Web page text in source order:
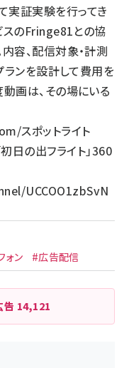
実証実験を行ってき
スのFringe81との協
容、配信対象・計測
ンを設計して費用を
画は、その場にいる
スポットライト
初日の出フライト」360
UCCOO1zbSvN
ォン #広告配信
告 14,121